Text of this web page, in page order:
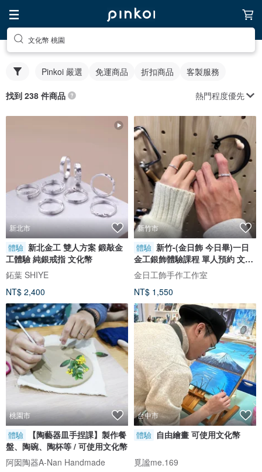
文化幣 桃園
Pinkoi 嚴選 免運商品 折扣商品 客製服務
找到 238 件商品 熱門程度優先
新北市
體驗 新北金工 雙人方案 鍛敲金
工體驗 純銀戒指 文化幣
鉐葉 SHIYE
NT$ 2,400
新竹市
體驗 新竹-(金日飾 今日畢)一日
金工銀飾體驗課程 單人預約 文化
幣
金日工飾手作工作室
NT$ 1,550
桃園市
體驗
【陶藝器皿手捏課】製作餐
盤、陶碗、陶杯等 / 可使用文化幣
阿囡陶器A-Nan Handmade
台中市
體驗 自由繪畫 可使用文化幣
覓謐me.169